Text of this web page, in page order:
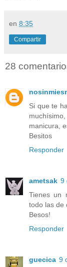
en 8:35
Compartir
28
Si que te
manicura,
Besitos
Responder
ametsak 9
Tienes un
todo las de
Besos!
Responder
guecica 9